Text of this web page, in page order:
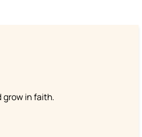
in faith.